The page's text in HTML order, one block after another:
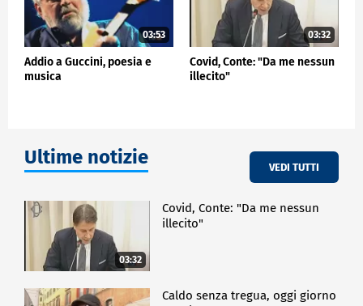
03:53
Addio a Guccini, poesia e
musica
03:32
Covid, Conte: "Da me nessun
illecito"
Ultime notizie VEDI TUTTI
03:32
Covid, Conte: "Da me nessun
illecito"
Caldo senza tregua, oggi giorno